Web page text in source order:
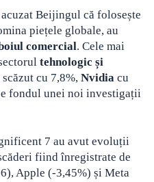
acuzat Beijingul că folosește
piețele globale, au
comercial. Cele mai
tehnologic și
scăzut cu 7,8%, Nvidia cu
fondul unei noi investigații
7 au avut evoluții
fiind înregistrate de
Apple (-3,45%) și Meta